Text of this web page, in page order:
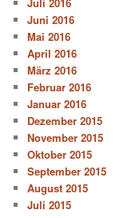
Juli 2016
Juni 2016
Mai 2016
April 2016
März 2016
Februar 2016
Januar 2016
Dezember 2015
November 2015
Oktober 2015
September 2015
August 2015
Juli 2015